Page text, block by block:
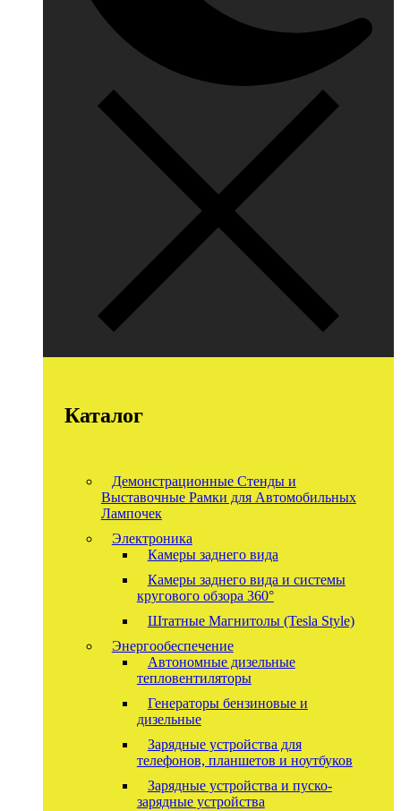
Каталог
Демонстрационные Стенды и
Выставочные Рамки для Автомобильных
Лампочек
Электроника
Камеры заднего вида
Камеры заднего вида и системы
кругового обзора 360°
Штатные Магнитолы (Tesla Style)
Энергообеспечение
Автономные дизельные
тепловентиляторы
Генераторы бензиновые и
дизельные
Зарядные устройства для
телефонов, планшетов и ноутбуков
Зарядные устройства и пуско-
зарядные устройства